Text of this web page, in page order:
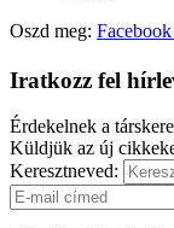
Oszd meg: Facebook
Iratkozz fel
Érdekelnek a
Küldjük az új
Keresztneved: